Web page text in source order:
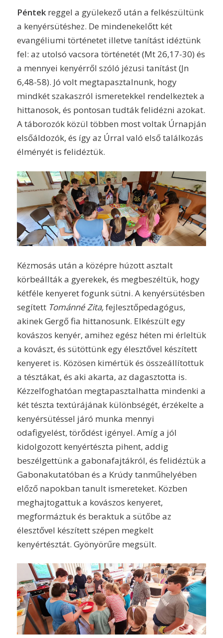
Péntekreggel a gyülekező után a felkészültünk
a kenyérsütéshez. De mindenekelőtt két
evangéliumi történetet illetve tanítást idéztünk
fel: az utolsó vacsora történetét (Mt 26,17-30) és
a mennyei kenyérről szóló jézusi tanítást (Jn
6,48-58). Jó volt megtapasztalnunk, hogy
mindkét szakaszról ismeretekkel rendelkeztek a
hittanosok, és pontosan tudták felidézni azokat.
A táborozók közül többen most voltak Úrnapján
elsőáldozók, és így az Úrral való első találkozás
élményét is felidéztük.
Kézmosás után a középre húzott asztalt
körbeállták a gyerekek, és megbeszéltük, hogy
kétféle kenyeret fogunk sütni. A kenyérsütésben
segített Tománné Zita,fejlesztőpedagógus,
akinek Gergő fia hittanosunk. Elkészült egy
kovászos kenyér, amihez egész héten mi érleltük
a kovászt, és sütöttünk egy élesztővel készített
kenyeret is. Közösen kimértük és összeállítottuk
a tésztákat, és aki akarta, az dagasztotta is.
Kézzelfoghatóan megtapasztalhatta mindenki a
két tészta textúrájának különbségét, érzékelte a
kenyérsütéssel járó munka mennyi
odafigyelést, törődést igényel. Amíg a jól
kidolgozott kenyértészta pihent, addig
beszélgettünk a gabonafajtákról, és felidéztük a
Gabonakutatóban és a Krúdy tanműhelyében
előző napokban tanult ismereteket. Közben
meghajtogattuk a kovászos kenyeret,
megformáztuk és beraktuk a sütőbe az
élesztővel készített szépen megkelt
kenyértésztát. Gyönyörűre megsült.